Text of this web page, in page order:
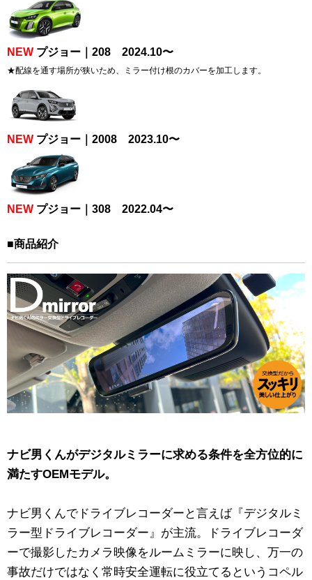
NEW プジョー｜208 2024.10〜
★配線を通す場所が狭いため、ミラー付け根のカバーを加工します。
NEW プジョー｜2008 2023.10〜
NEW プジョー｜308 2022.04〜
■商品紹介
ナビ男くんがデジタルミラーに求める条件を全方位的に
満たすOEMモデル。
ナビ男くんでドライブレコーダーと言えば『デジタルミ
ラー型ドライブレコーダー』が主流。ドライブレコーダ
ーで撮影したカメラ映像をルームミラーに映し、万一の
事故だけではなく常時安全運転に役立てるというコペル